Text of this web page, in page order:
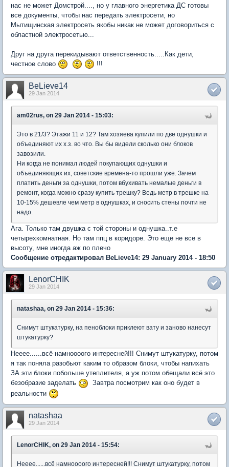
нас не может Домстрой...., но у главного энергетика ДС готовы
все документы, чтобы нас передать электросети, но
Мытищинская электросеть якобы никак не может договориться с
областной электросетью...
Друг на друга перекидывают ответственность.....Как дети,
честное слово
!!!
BeLieve14
29 Jan 2014
am02rus, on 29 Jan 2014 - 15:03:
Это в 21/3? Этажи 11 и 12? Там хозяева купили по две однушки и
объединяют их х.з. во что. Вы бы видели сколько они блоков
завозили.
Ни когда не понимал людей покупающих однушки и
объединяющих их, советские времена-то прошли уже. Зачем
платить деньги за однушки, потом вбухивать немалые деньги в
ремонт, когда можно сразу купить трешку? Ведь метр в трешке на
10-15% дешевле чем метр в однушках, и сносить стены почти не
надо.
Ага. Только там двушка с той стороны и однушка..т.е
четырехкомнатная. Но там ппц в коридоре. Это еще не все в
высоту, мне иногда аж по плечо
Сообщение отредактировал BeLieve14: 29 January 2014 - 18:50
LenorCHIK
29 Jan 2014
natashaa, on 29 Jan 2014 - 15:36:
Снимут штукатурку, на пеноблоки приклеют вату и заново нанесут
штукатурку?
Нееее......всё намноооого интересней!!! Снимут штукатурку, потом
я так поняла разобьют каким то образом блоки, чтобы напихать
ЗА эти блоки побольше утеплителя, а уж потом обещали всё это
безобразие заделать
Завтра посмотрим как оно будет в
реальности
natashaa
29 Jan 2014
LenorCHIK, on 29 Jan 2014 - 15:54:
Нееее......всё намноооого интересней!!! Снимут штукатурку, потом